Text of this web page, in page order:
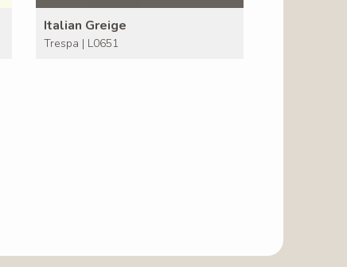
Italian Greige
Trespa | L0651